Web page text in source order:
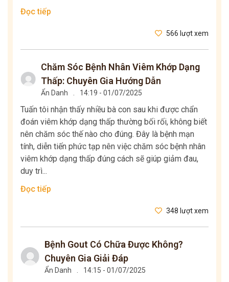
Đọc tiếp
566 lượt xem
Chăm Sóc Bệnh Nhân Viêm Khớp Dạng
Thấp: Chuyên Gia Hướng Dẫn
Ẩn Danh 14:19 - 01/07/2025
Tuấn tôi nhận thấy nhiều bà con sau khi được chẩn
đoán viêm khớp dạng thấp thường bối rối, không biết
nên chăm sóc thế nào cho đúng. Đây là bệnh mạn
tính, diễn tiến phức tạp nên việc chăm sóc bệnh nhân
viêm khớp dạng thấp đúng cách sẽ giúp giảm đau,
duy trì...
Đọc tiếp
348 lượt xem
Bệnh Gout Có Chữa Được Không?
Chuyên Gia Giải Đáp
Ẩn Danh 14:15 - 01/07/2025